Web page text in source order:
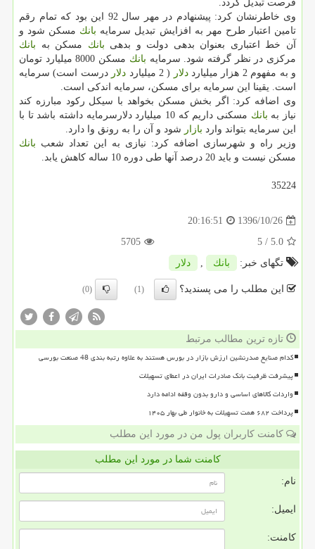
فرصت تبدیل گردد.
وی خاطرنشان كرد: پیشنهادم در مهر سال 92 این بود كه تمام رقم
تامین اعتبار طرح مهر به افزایش تبدیل سرمایه بانك مسكن شود و
آن خط اعتباری بعنوان بدهی دولت و بدهی بانك مسكن به بانك
مركزی در نظر گرفته شود. سرمایه بانك
مسكن 8000 میلیارد تومان
و به مفهوم 2 هزار میلیارد
دلار ( 2 میلیارد دلار درست است) سرمایه
است. یقینا این سرمایه برای مسكن، سرمایه اندكی است.
وی اضافه كرد: اگر بخش مسكن بخواهد با سیكل ركود مبارزه كند
نیاز به بانك
مسكنی داریم كه 10 میلیارد دلارسرمایه داشته باشد تا با
این سرمایه بتواند وارد بازار شود و آن را به رونق وا دارد.
وزیر راه و شهرسازی اضافه كرد: نیازی به این تعداد شعب بانك
مسكن نیست و باید 20 درصد آنها طی دوره 10 ساله كاهش یابد.
35224
1396/10/26
20:16:51
5.0
/ 5
5705
تگهای خبر:
بانك , دلار
این مطلب را می پسندید؟ (1)
(0)
تازه ترین مطالب مرتبط
کدام صنایع صدرنشین ارزش بازار در بورس هستند به علاوه رتبه بندی 48 صنعت بورسی
پیشرفت ظرفیت بانک صادرات ایران در اعطای تسهیلات
واردات کالاهای اساسی و دارو بدون وقفه ادامه دارد
پرداخت ۶۸۲ همت تسهیلات به خانوار طی بهار ۱۴۰۵
کامنت کاربران پول من در مورد این مطلب
کامنت شما در مورد این مطلب
نام:
ایمیل:
کامنت: